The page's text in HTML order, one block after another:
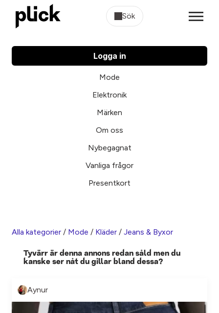
Sök
Logga in
Mode
Elektronik
Märken
Om oss
Nybegagnat
Vanliga frågor
Presentkort
Alla kategorier / Mode / Kläder / Jeans & Byxor
Tyvärr är denna annons redan såld men du
kanske ser nåt du gillar bland dessa?
Aynur